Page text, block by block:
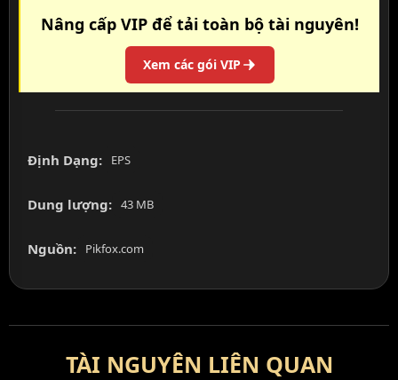
Nâng cấp VIP để tải toàn bộ tài nguyên!
Xem các gói VIP
Định Dạng: EPS
Dung lượng: 43 MB
Nguồn: Pikfox.com
TÀI NGUYÊN LIÊN QUAN